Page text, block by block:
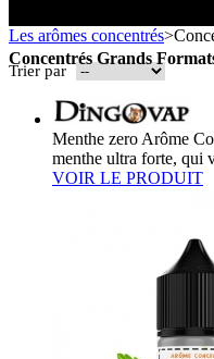
Smok,
LES
Pods &
L’AVIS DES
Emission "C'est
Reportage Vox
Interview France
Concentrés Grands
Les arômes concentrés>
Trier par
Menthe zero Arôme
menthe ultra forte, qui
VOIR LE PRODUIT